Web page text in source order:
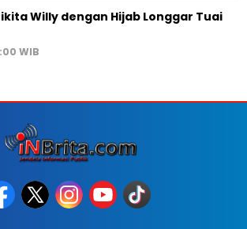
Willy dengan Hijab Longgar Tuai
WIB